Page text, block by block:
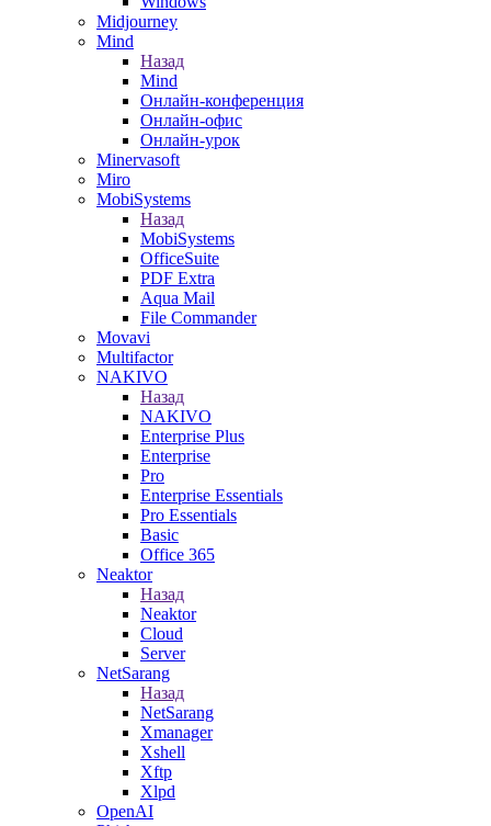
Midjourney
Mind
Назад
Mind
Онлайн-конференция
Онлайн-офис
Онлайн-урок
Minervasoft
Miro
MobiSystems
Назад
MobiSystems
OfficeSuite
PDF Extra
Aqua Mail
File Commander
Movavi
Multifactor
NAKIVO
Назад
NAKIVO
Enterprise Plus
Enterprise
Pro
Enterprise Essentials
Pro Essentials
Basic
Office 365
Neaktor
Назад
Neaktor
Cloud
Server
NetSarang
Назад
NetSarang
Xmanager
Xshell
Xftp
Xlpd
OpenAI